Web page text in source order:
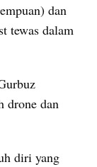
dan
tewas dalam
drone dan
diri yang